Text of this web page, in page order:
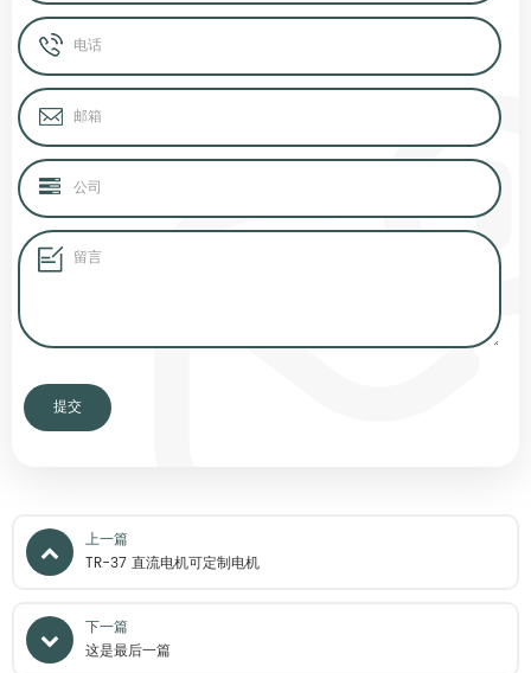
上一篇
TR-37 直流电机可定制电机
下一篇
这是最后一篇